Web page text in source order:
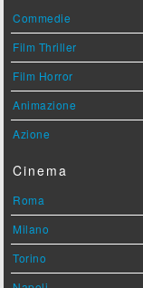
Commedie
Film Thriller
Film Horror
Animazione
Azione
Cinema
Roma
Milano
Torino